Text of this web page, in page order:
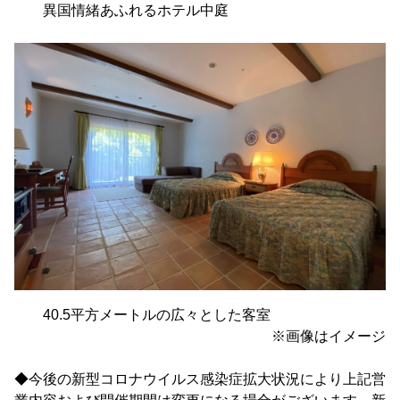
異国情緒あふれるホテル中庭
40.5平方メートルの広々とした客室
※画像はイメージ
◆今後の新型コロナウイルス感染症拡大状況により上記営